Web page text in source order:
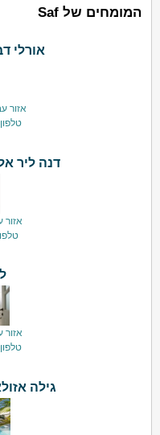
המומחים של Saf
אורלי
אזור
טלפון:
דנה ליר
אזור
טלפון:
אזור
טלפון:
גילה